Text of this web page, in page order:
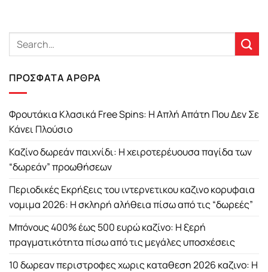
ΠΡΌΣΦΑΤΑ ΆΡΘΡΑ
Φρουτάκια Κλασικά Free Spins: Η Απλή Απάτη Που Δεν Σε
Κάνει Πλούσιο
Καζίνο δωρεάν παιχνίδι: Η χειροτερέυουσα παγίδα των
“δωρεάν” προωθήσεων
Περιοδικές Εκρήξεις του ιντερνετικου καζινο κορυφαια
νομιμα 2026: Η σκληρή αλήθεια πίσω από τις “δωρεές”
Μπόνους 400% έως 500 ευρώ καζίνο: Η ξερή
πραγματικότητα πίσω από τις μεγάλες υποσχέσεις
10 δωρεαν περιστροφες χωρις καταθεση 2026 καζινο: Η